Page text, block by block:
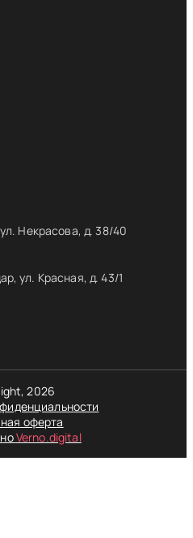
Некрасова, д. 38/40
ул. Красная, д. 43/1
2026
оферта
Verno.digital